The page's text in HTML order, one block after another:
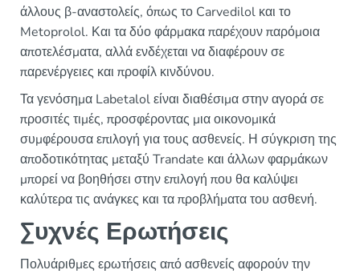
άλλους β-αναστολείς, όπως το Carvedilol και το
Metoprolol. Και τα δύο φάρμακα παρέχουν παρόμοια
αποτελέσματα, αλλά ενδέχεται να διαφέρουν σε
παρενέργειες και προφίλ κινδύνου.
Τα γενόσημα Labetalol είναι διαθέσιμα στην αγορά σε
προσιτές τιμές, προσφέροντας μια οικονομικά
συμφέρουσα επιλογή για τους ασθενείς. Η σύγκριση της
αποδοτικότητας μεταξύ Trandate και άλλων φαρμάκων
μπορεί να βοηθήσει στην επιλογή που θα καλύψει
καλύτερα τις ανάγκες και τα προβλήματα του ασθενή.
Συχνές Ερωτήσεις
Πολυάριθμες ερωτήσεις από ασθενείς αφορούν την